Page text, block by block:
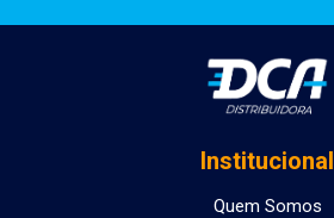
Institucional
Quem Somos